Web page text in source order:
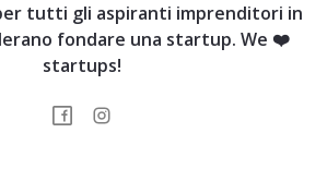
tutti gli aspiranti imprenditori in
fondare una startup. We ❤️
startups!